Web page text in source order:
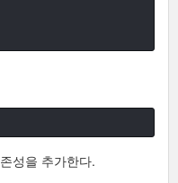
성을 추가한다.